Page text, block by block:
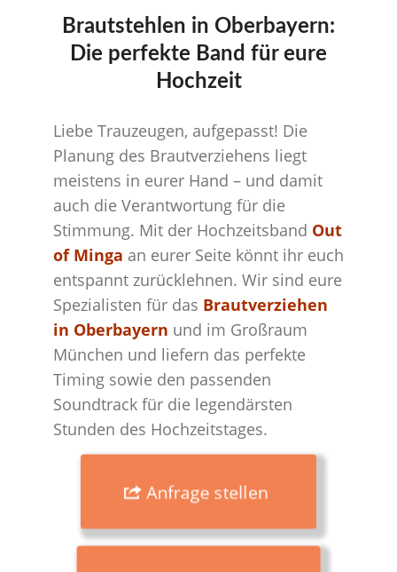
Brautstehlen in Oberbayern:
Die perfekte Band für eure
Hochzeit
Liebe Trauzeugen, aufgepasst! Die
Planung des Brautverziehens liegt
meistens in eurer Hand – und damit
auch die Verantwortung für die
Stimmung. Mit der Hochzeitsband Out
of Minga an eurer Seite könnt ihr euch
entspannt zurücklehnen. Wir sind eure
Spezialisten für das Brautverziehen
in Oberbayern und im Großraum
München und liefern das perfekte
Timing sowie den passenden
Soundtrack für die legendärsten
Stunden des Hochzeitstages.
Anfrage stellen